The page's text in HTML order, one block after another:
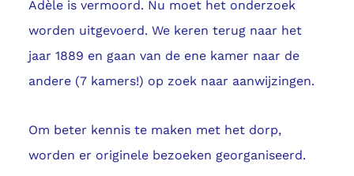
Adèle is vermoord. Nu moet het onderzoek
worden uitgevoerd. We keren terug naar het
jaar 1889 en gaan van de ene kamer naar de
andere (7 kamers!) op zoek naar aanwijzingen.
Om beter kennis te maken met het dorp,
worden er originele bezoeken georganiseerd.